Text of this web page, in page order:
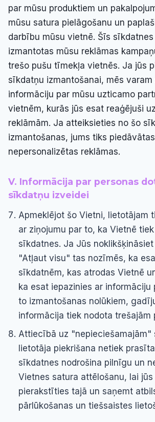
par mūsu produktiem un
mūsu satura pielāgošanu un
darbību mūsu vietnē. Šīs
izmantotas mūsu reklāmas
trešo pušu tīmekļa vietnēs. Ja jūs
sīkdatņu izmantošanai, mēs
informāciju par mūsu uzticamo
vietnēm, kurās jūs esat reaģējuši
reklāmām. Ja atteiksieties no šo
izmantošanas, jums tiks
nepersonalizētas reklāmas.
V. Informācija par personas
sīkdatņu izveidei
Apmeklējot šo Vietni, lietotājam
ar ziņojumu par to, ka Vietnē
sīkdatnes. Ja Jūs
"Atļaut visu" tas nozīmēs, ka
sīkdatnēm, kas atrodas Vietnē
ka esat iepazinies ar informāciju
to izmantošanas nolūkiem,
informācija tiek nodota trešajām
Attiecībā uz "nepieciešamajām"
lietotāja piekrišana netiek
sīkdatnes nodrošina pilnīgu un
Vietnes satura attēlošanu, lai
pierakstīties tajā un saņemt
pārlūkošanas un tiešsaistes